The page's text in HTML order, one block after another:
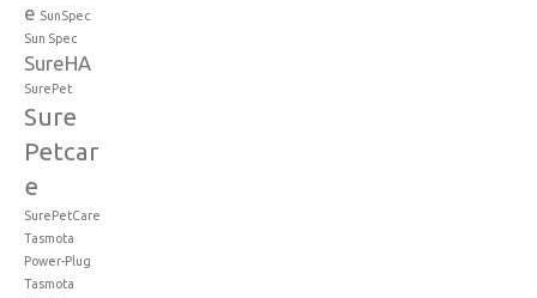
e SunSpec
Sun Spec
SureHA
SurePet
Sure
Petcar
e
SurePetCare
Tasmota
Power-Plug
Tasmota